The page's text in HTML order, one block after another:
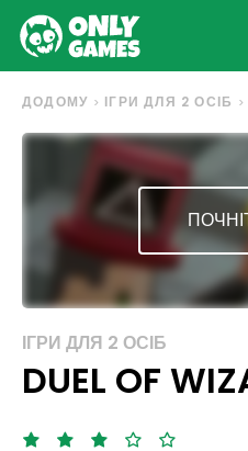
ДОДОМУ ІГРИ ДЛЯ 2 ОСІБ
ІГРИ ДЛЯ 2 ОСІБ
DUEL OF